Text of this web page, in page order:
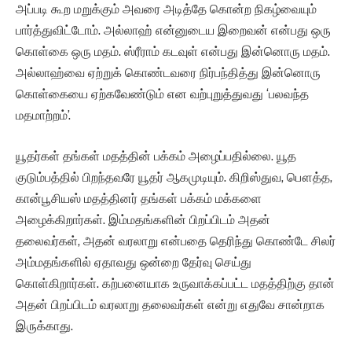
அப்படி கூற மறுக்கும் அவரை அடித்தே கொன்ற நிகழ்வையும்
பார்த்துவிட்டோம். அல்லாஹ் என்னுடைய இறைவன் என்பது ஒரு
கொள்கை ஒரு மதம். ஸ்ரீராம் கடவுள் என்பது இன்னொரு மதம்.
அல்லாஹ்வை ஏற்றுக் கொண்டவரை நிர்பந்தித்து இன்னொரு
கொள்கையை ஏற்கவேண்டும் என வற்புறுத்துவது ‘பலவந்த
மதமாற்றம்’.
யூதர்கள் தங்கள் மதத்தின் பக்கம் அழைப்பதில்லை. யூத
குடும்பத்தில் பிறந்தவரே யூதர் ஆகமுடியும். கிறிஸ்துவ, பௌத்த,
கான்பூசியஸ் மதத்தினர் தங்கள் பக்கம் மக்களை
அழைக்கிறார்கள். இம்மதங்களின் பிறப்பிடம் அதன்
தலைவர்கள், அதன் வரலாறு என்பதை தெரிந்து கொண்டே சிலர்
அம்மதங்களில் ஏதாவது ஒன்றை தேர்வு செய்து
கொள்கிறார்கள். கற்பனையாக உருவாக்கப்பட்ட மதத்திற்கு தான்
அதன் பிறப்பிடம் வரலாறு தலைவர்கள் என்று எதுவே சான்றாக
இருக்காது.